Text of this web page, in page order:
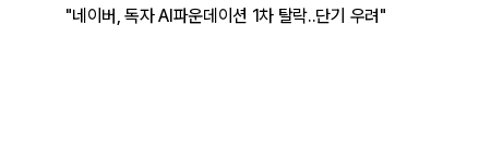
"네이버, 독자 AI파운데이션 1차 탈락..단기 우려"